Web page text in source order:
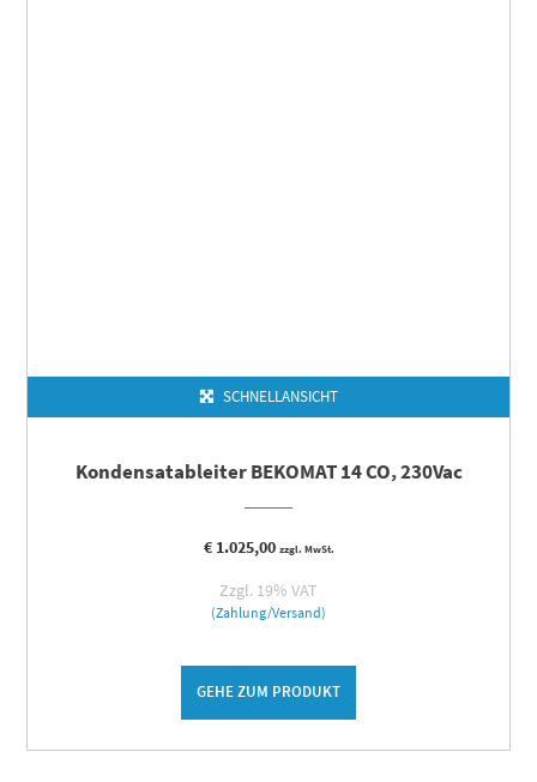
SCHNELLANSICHT
Kondensatableiter BEKOMAT 14 CO, 230Vac
€1.025,00 zzgl. MwSt.
Zzgl. 19% VAT
(Zahlung/Versand)
GEHE ZUM PRODUKT